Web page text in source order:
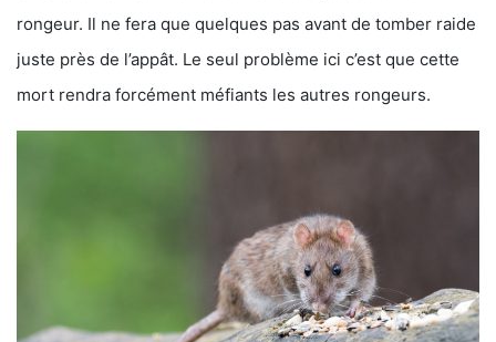
rongeur. Il ne fera que quelques pas avant de tomber raide
juste près de l’appât. Le seul problème ici c’est que cette
mort rendra forcément méfiants les autres rongeurs.